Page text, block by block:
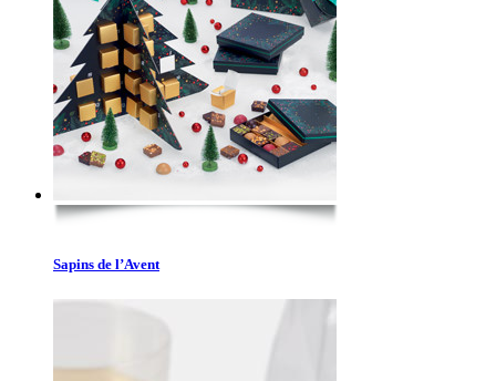
Sapins de l’Avent